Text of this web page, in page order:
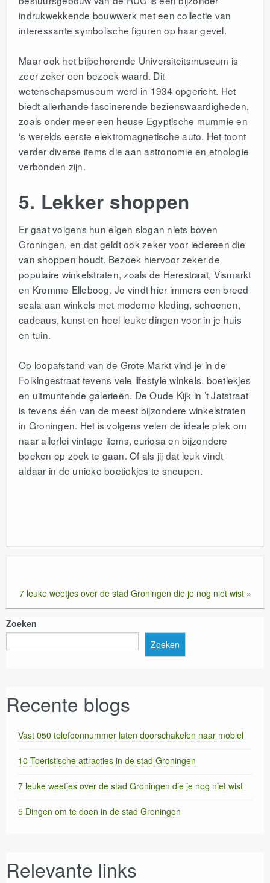
indrukwekkende bouwwerk met een collectie van
interessante symbolische figuren op haar gevel.
Maar ook het bijbehorende Universiteitsmuseum is
zeer zeker een bezoek waard. Dit
wetenschapsmuseum werd in 1934 opgericht. Het
biedt allerhande fascinerende bezienswaardigheden,
zoals onder meer een heuse Egyptische mummie en
‘s werelds eerste elektromagnetische auto. Het toont
verder diverse items die aan astronomie en etnologie
verbonden zijn.
5. Lekker shoppen
Er gaat volgens hun eigen slogan niets boven
Groningen, en dat geldt ook zeker voor iedereen die
van shoppen houdt. Bezoek hiervoor zeker de
populaire winkelstraten, zoals de Herestraat, Vismarkt
en Kromme Elleboog. Je vindt hier immers een breed
scala aan winkels met moderne kleding, schoenen,
cadeaus, kunst en heel leuke dingen voor in je huis
en tuin.
Op loopafstand van de Grote Markt vind je in de
Folkingestraat tevens vele lifestyle winkels, boetiekjes
en uitmuntende galerieën. De Oude Kijk in ’t Jatstraat
is tevens één van de meest bijzondere winkelstraten
in Groningen. Het is volgens velen de ideale plek om
naar allerlei vintage items, curiosa en bijzondere
boeken op zoek te gaan. Of als jij dat leuk vindt
aldaar in de unieke boetiekjes te sneupen.
7 leuke weetjes over de stad Groningen die je nog niet wist »
Zoeken
Zoeken
Recente blogs
Vast 050 telefoonnummer laten doorschakelen naar mobiel
10 Toeristische attracties in de stad Groningen
7 leuke weetjes over de stad Groningen die je nog niet wist
5 Dingen om te doen in de stad Groningen
Relevante links